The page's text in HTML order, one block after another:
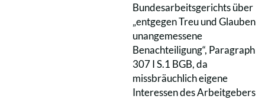
Bundesarbeitsgerichts über
„entgegen Treu und Glauben
unangemessene
Benachteiligung“, Paragraph
307 I S.1 BGB, da
missbräuchlich eigene
Interessen des Arbeitgebers